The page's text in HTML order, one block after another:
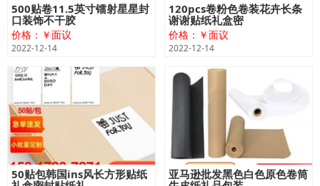
500贴卷11.5英寸镭射星星封
口装饰不干胶
价格：￥面议
2022-12-14
120pcs卷粉色卷装花卉长条
谢谢贴纸礼盒密
价格：￥面议
2022-12-14
50贴包韩国ins风长方形贴纸
亚马逊批发黑色白色原色卷筒